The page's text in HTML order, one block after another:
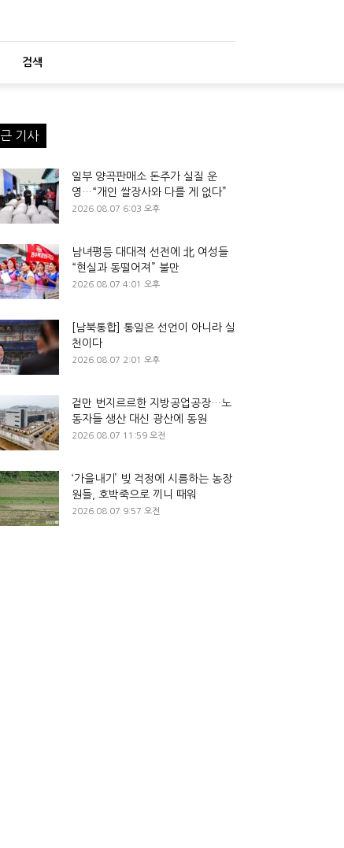
검색
기사
일부 양곡판매소 돈주가 실질 운
영…“개인 쌀장사와 다를 게 없다”
2026.08.07 6:03 오후
남녀평등 대대적 선전에 北 여성들
“현실과 동떨어져” 불만
2026.08.07 4:01 오후
[남북통합] 통일은 선언이 아니라 실
천이다
2026.08.07 2:01 오후
겉만 번지르르한 지방공업공장…노
동자들 생산 대신 광산에 동원
2026.08.07 11:59 오전
‘가을내기’ 빚 걱정에 시름하는 농장
원들, 호박죽으로 끼니 때워
2026.08.07 9:57 오전